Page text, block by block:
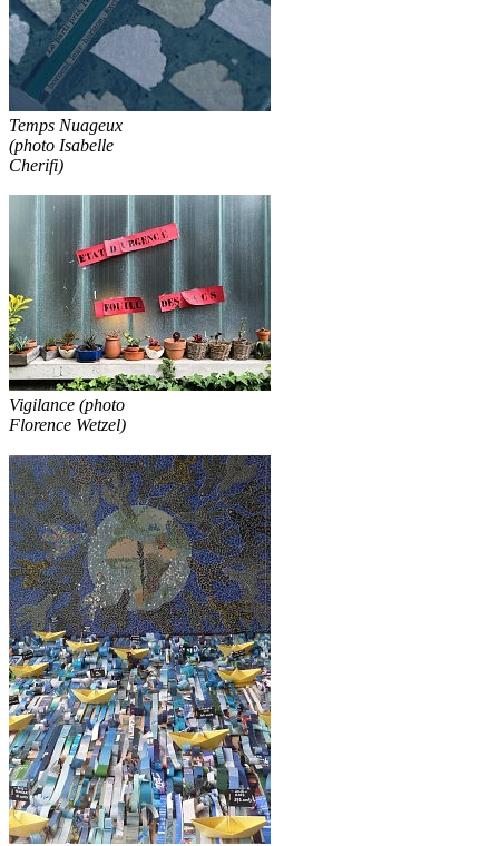
Temps Nuageux
(photo Isabelle
Cherifi)
Vigilance (photo
Florence Wetzel)